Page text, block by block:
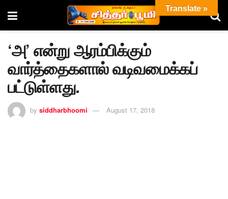
‘அ’ என்று ஆரம்பிக்கும்
வார்த்தைகளால் வடிவமைக்கப்
பட்டுள்ளது.
by siddharbhoomi August 17, 2018
Translate »